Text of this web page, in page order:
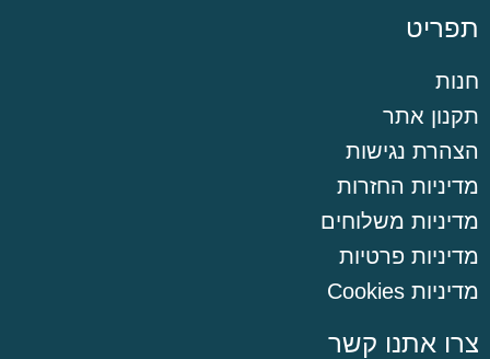
תפריט
חנות
תקנון אתר
הצהרת נגישות
מדיניות החזרות
מדיניות משלוחים
מדיניות פרטיות
מדיניות Cookies
צרו אתנו קשר